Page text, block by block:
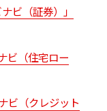
ビ（証券）」
ビ（住宅ロー
ビ（クレジット